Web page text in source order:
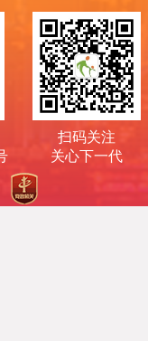
扫码关注
关心下一代